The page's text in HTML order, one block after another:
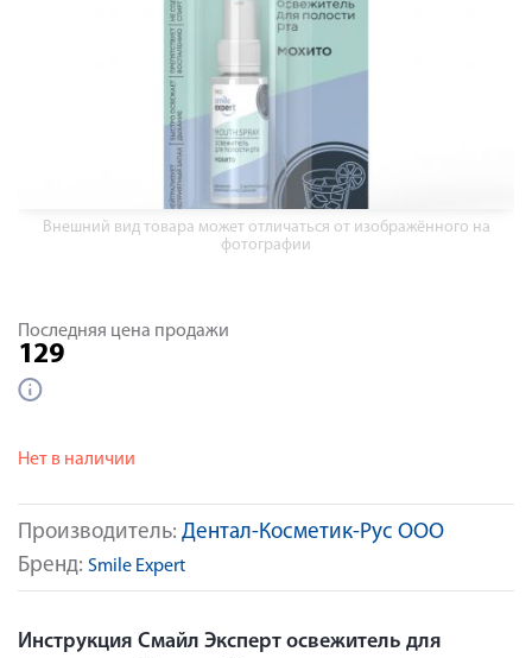
Внешний вид товара может отличаться от изображённого на
фотографии
Производитель: Дентал-Косметик-Рус ООО
Бренд: Smile Expert
Последняя цена продажи
129
Нет в наличии
Инструкция Смайл Эксперт освежитель для